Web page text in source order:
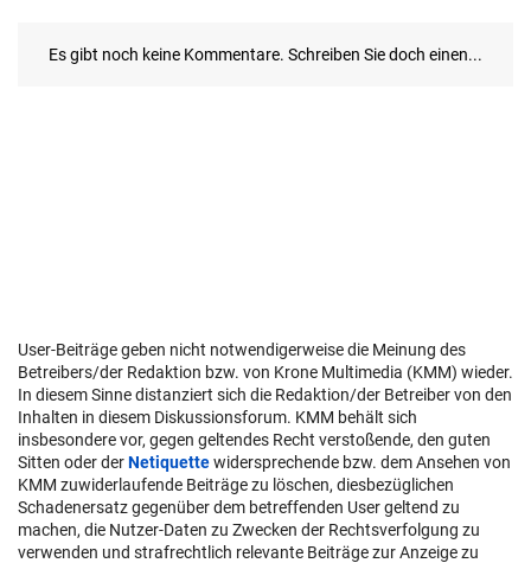
User-Beiträge geben nicht notwendigerweise die Meinung des
Betreibers/der Redaktion bzw. von Krone Multimedia (KMM) wieder.
In diesem Sinne distanziert sich die Redaktion/der Betreiber von den
Inhalten in diesem Diskussionsforum. KMM behält sich
insbesondere vor, gegen geltendes Recht verstoßende, den guten
Sitten oder derNetiquettewidersprechende bzw. dem Ansehen von
KMM zuwiderlaufende Beiträge zu löschen, diesbezüglichen
Schadenersatz gegenüber dem betreffenden User geltend zu
machen, die Nutzer-Daten zu Zwecken der Rechtsverfolgung zu
verwenden und strafrechtlich relevante Beiträge zur Anzeige zu